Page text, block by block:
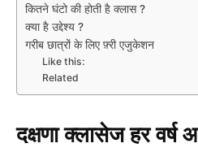
कितने घंटो की होती है क्लास ?
क्या है उद्देश्य ?
गरीब छात्रों के लिए फ़्री एजुकेशन
Like this:
Related
दक्षणा क्लासेज हर वर्ष